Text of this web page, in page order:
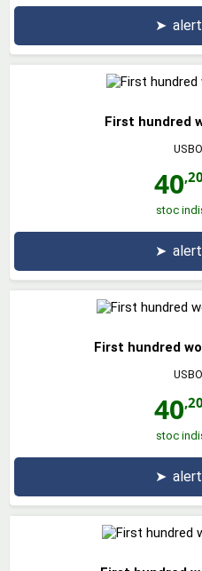
➤
First hundred
40,20
stoc
➤
First hundred
40,20
stoc
➤